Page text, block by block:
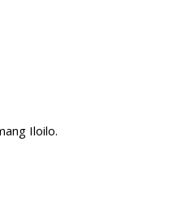
Iloilo.